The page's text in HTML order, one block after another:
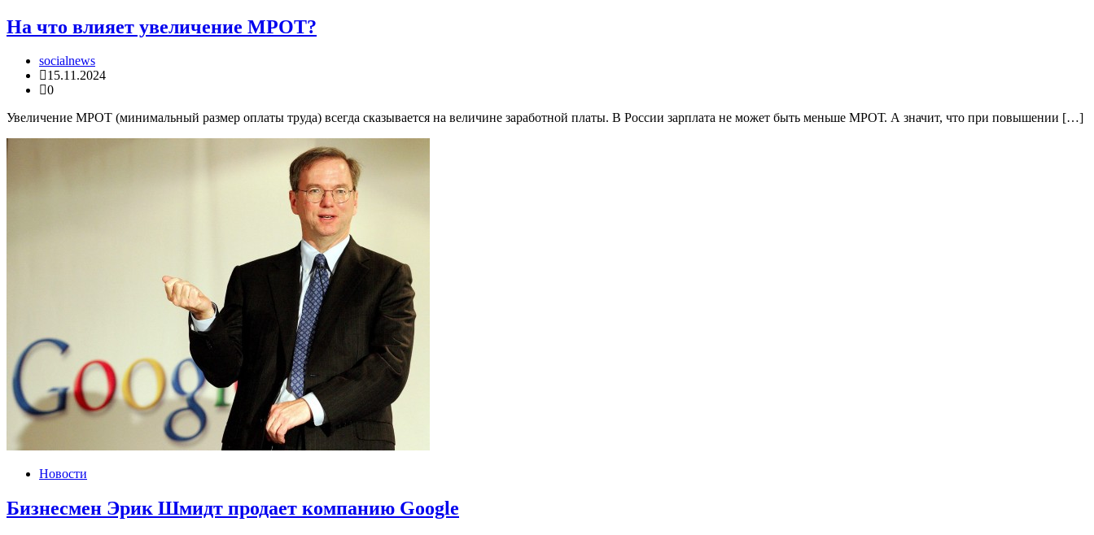
На что влияет увеличение МРОТ?
socialnews
15.11.2024
0
Увеличение МРОТ (минимальный размер оплаты труда) всегда сказывается на величине заработной платы. В России зарплата не может быть меньше МРОТ. А значит, что при повышении […]
Новости
Бизнесмен Эрик Шмидт продает компанию Google